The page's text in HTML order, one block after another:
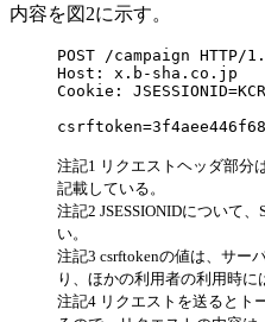
内容を図2に示す。
POST /campaign HTTP/
Host: x.b-sha.co.jp
Cookie:
注記1 リクエストヘッダ部分
記載している。
注記2 JSESSIONIDについて
い。
注記3 csrftokenの値は、サー
り、ほかの利用者の利用時に
注記4 リクエストを送るとト